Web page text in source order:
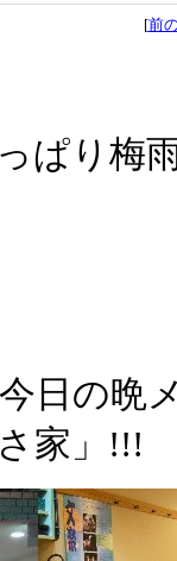
[前
ぱり梅
日の晩
家」!!!